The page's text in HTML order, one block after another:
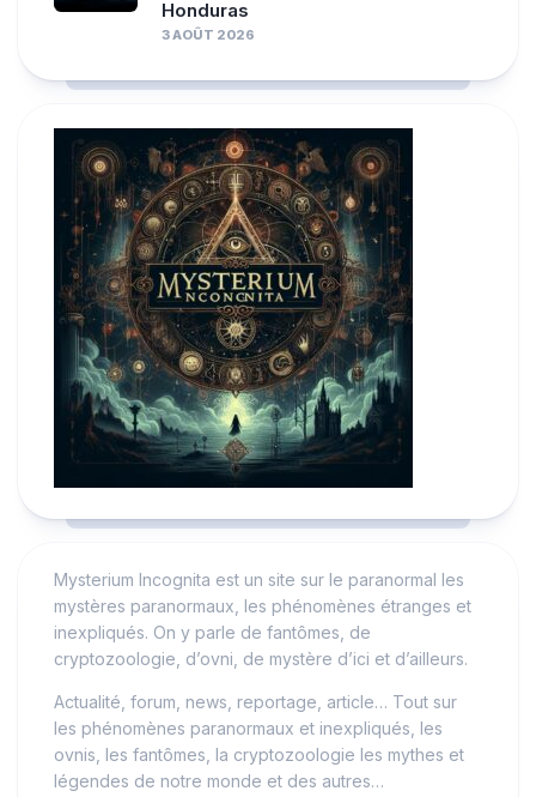
Honduras
3 AOÛT 2026
Mysterium Incognita est un site sur le paranormal les
mystères paranormaux, les phénomènes étranges et
inexpliqués. On y parle de fantômes, de
cryptozoologie, d’ovni, de mystère d’ici et d’ailleurs.
Actualité, forum, news, reportage, article… Tout sur
les phénomènes paranormaux et inexpliqués, les
ovnis, les fantômes, la cryptozoologie les mythes et
légendes de notre monde et des autres…